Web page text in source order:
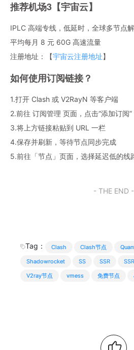
推荐机场3【宇宙云】
IPLC 高端专线，低延时，全球多节点
平均每月 8 元 60G 高速流量
注册地址：【宇宙云注册地址】
如何使用订阅链接？
1.打开 Clash 或 V2RayN 等客户端
2.前往 订阅管理 页面，点击“添加订阅”
3.将上方链接粘贴到 URL 一栏
4.保存并刷新，等待节点同步完成
5.前往「节点」页面，选择延迟低的线
- THE END -
Tag： Clash Clash节点
Shadowrocket
SS SSR
V2ray节点
vmess 免费节点